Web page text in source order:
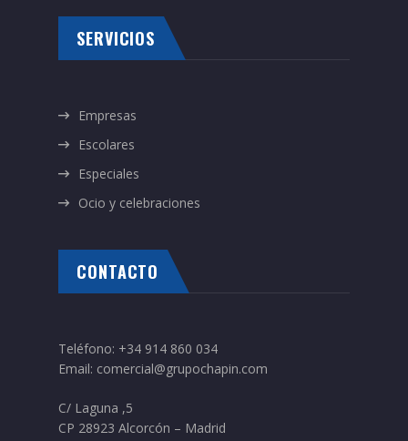
SERVICIOS
Empresas
Escolares
Especiales
Ocio y celebraciones
CONTACTO
Teléfono: +34 914 860 034
Email: comercial@grupochapin.com
C/ Laguna ,5
CP 28923 Alcorcón – Madrid